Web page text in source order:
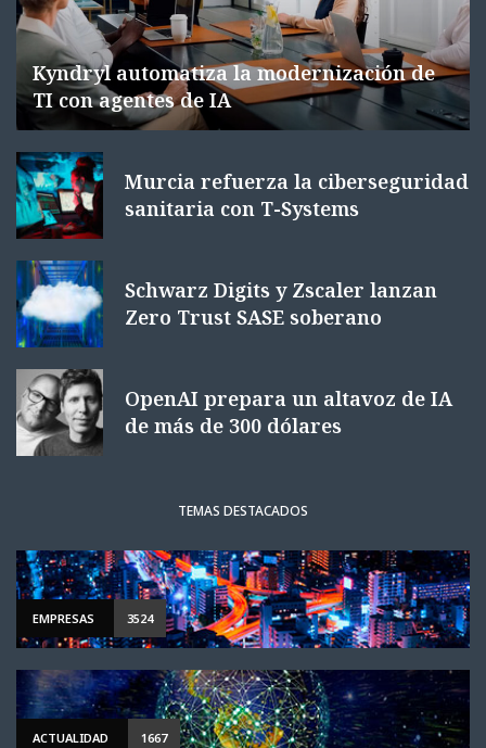
Kyndryl automatiza la modernización de
TI con agentes de IA
Murcia refuerza la ciberseguridad
sanitaria con T-Systems
Schwarz Digits y Zscaler lanzan
Zero Trust SASE soberano
OpenAI prepara un altavoz de IA
de más de 300 dólares
TEMAS DESTACADOS
EMPRESAS 3524
ACTUALIDAD 1667